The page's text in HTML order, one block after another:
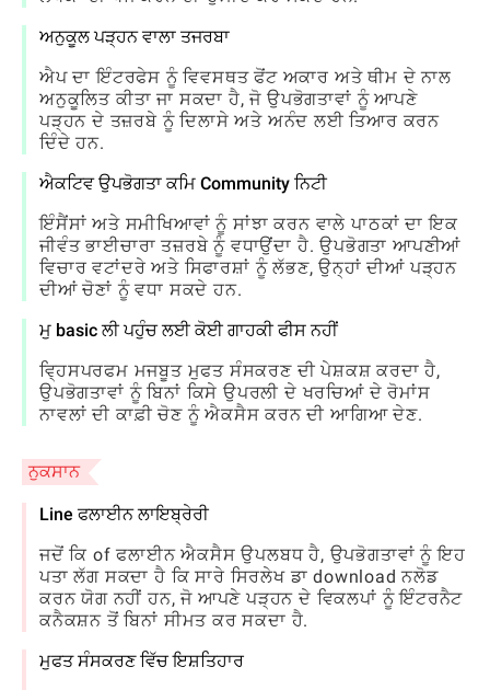
ਅਨੁਕੂਲ ਪੜ੍ਹਨ ਵਾਲਾ ਤਜਰਬਾ
ਐਪ ਦਾ ਇੰਟਰਫੇਸ ਨੂੰ ਵਿਵਸਥਤ ਫੋਂਟ ਅਕਾਰ ਅਤੇ ਥੀਮ ਦੇ ਨਾਲ
ਅਨੁਕੂਲਿਤ ਕੀਤਾ ਜਾ ਸਕਦਾ ਹੈ, ਜੋ ਉਪਭੋਗਤਾਵਾਂ ਨੂੰ ਆਪਣੇ
ਪੜ੍ਹਨ ਦੇ ਤਜ਼ਰਬੇ ਨੂੰ ਦਿਲਾਸੇ ਅਤੇ ਅਨੰਦ ਲਈ ਤਿਆਰ ਕਰਨ
ਦਿੰਦੇ ਹਨ.
ਐਕਟਿਵ ਉਪਭੋਗਤਾ ਕਮਿ Community ਨਿਟੀ
ਇੰਸੈਂਸਾਂ ਅਤੇ ਸਮੀਖਿਆਵਾਂ ਨੂੰ ਸਾਂਝਾ ਕਰਨ ਵਾਲੇ ਪਾਠਕਾਂ ਦਾ ਇਕ
ਜੀਵੰਤ ਭਾਈਚਾਰਾ ਤਜ਼ਰਬੇ ਨੂੰ ਵਧਾਉਂਦਾ ਹੈ. ਉਪਭੋਗਤਾ ਆਪਣੀਆਂ
ਵਿਚਾਰ ਵਟਾਂਦਰੇ ਅਤੇ ਸਿਫਾਰਸ਼ਾਂ ਨੂੰ ਲੱਭਣ, ਉਨ੍ਹਾਂ ਦੀਆਂ ਪੜ੍ਹਨ
ਦੀਆਂ ਚੋਣਾਂ ਨੂੰ ਵਧਾ ਸਕਦੇ ਹਨ.
ਮੁ basic ਲੀ ਪਹੁੰਚ ਲਈ ਕੋਈ ਗਾਹਕੀ ਫੀਸ ਨਹੀਂ
ਵ੍ਹਿਸਪਰਫਮ ਮਜਬੂਤ ਮੁਫਤ ਸੰਸਕਰਣ ਦੀ ਪੇਸ਼ਕਸ਼ ਕਰਦਾ ਹੈ,
ਉਪਭੋਗਤਾਵਾਂ ਨੂੰ ਬਿਨਾਂ ਕਿਸੇ ਉਪਰਲੀ ਦੇ ਖਰਚਿਆਂ ਦੇ ਰੋਮਾਂਸ
ਨਾਵਲਾਂ ਦੀ ਕਾਫ਼ੀ ਚੋਣ ਨੂੰ ਐਕਸੈਸ ਕਰਨ ਦੀ ਆਗਿਆ ਦੇਣ.
ਨੁਕਸਾਨ
Line ਫਲਾਈਨ ਲਾਇਬ੍ਰੇਰੀ
ਜਦੋਂ ਕਿ of ਫਲਾਈਨ ਐਕਸੈਸ ਉਪਲਬਧ ਹੈ, ਉਪਭੋਗਤਾਵਾਂ ਨੂੰ ਇਹ
ਪਤਾ ਲੱਗ ਸਕਦਾ ਹੈ ਕਿ ਸਾਰੇ ਸਿਰਲੇਖ ਡਾ download ਨਲੋਡ
ਕਰਨ ਯੋਗ ਨਹੀਂ ਹਨ, ਜੋ ਆਪਣੇ ਪੜ੍ਹਨ ਦੇ ਵਿਕਲਪਾਂ ਨੂੰ ਇੰਟਰਨੈਟ
ਕਨੈਕਸ਼ਨ ਤੋਂ ਬਿਨਾਂ ਸੀਮਤ ਕਰ ਸਕਦਾ ਹੈ.
ਮੁਫਤ ਸੰਸਕਰਣ ਵਿੱਚ ਇਸ਼ਤਿਹਾਰ